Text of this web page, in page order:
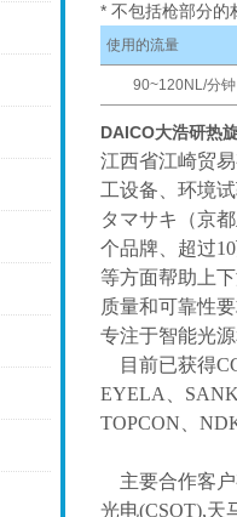
* 不包括枪部分的
使用的流量
90~120NL/分钟
DAICO大浩研热
江西省江崎贸
工设备、环境
タマサキ（京
个品牌、超过
等方面帮助上
质量和可靠性
专注于智能光
目前已获得
EYELA、
TOPCON、
主要合作客
光电(CSOT),天